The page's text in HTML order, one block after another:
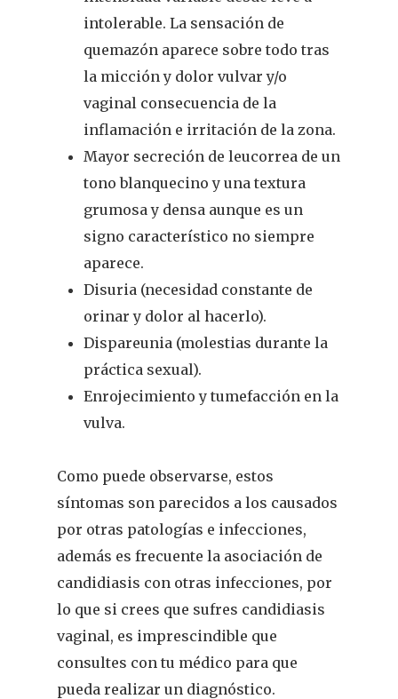
intolerable. La sensación de
quemazón aparece sobre todo tras
la micción y dolor vulvar y/o
vaginal consecuencia de la
inflamación e irritación de la zona.
Mayor secreción de leucorrea de un
tono blanquecino y una textura
grumosa y densa aunque es un
signo característico no siempre
aparece.
Disuria (necesidad constante de
orinar y dolor al hacerlo).
Dispareunia (molestias durante la
práctica sexual).
Enrojecimiento y tumefacción en la
vulva.
Como puede observarse, estos
síntomas son parecidos a los causados
por otras patologías e infecciones,
además es frecuente la asociación de
candidiasis con otras infecciones, por
lo que si crees que sufres candidiasis
vaginal, es imprescindible que
consultes con tu médico para que
pueda realizar un diagnóstico.